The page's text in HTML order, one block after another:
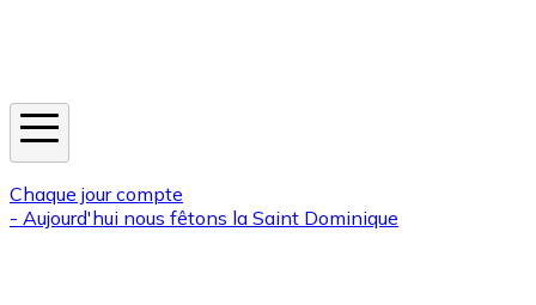
Chaque jour compte
- Aujourd'hui nous fêtons la Saint Dominique